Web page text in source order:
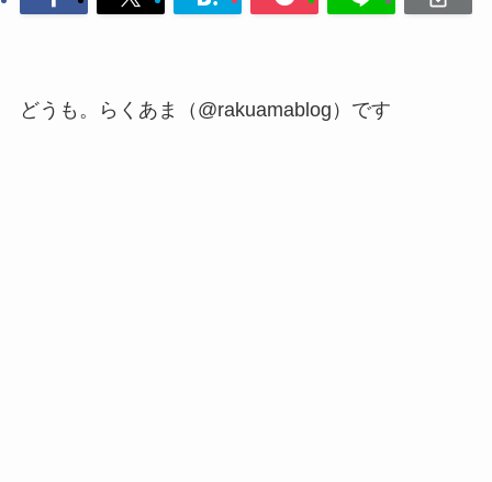
どうも。らくあま（@rakuamablog）です